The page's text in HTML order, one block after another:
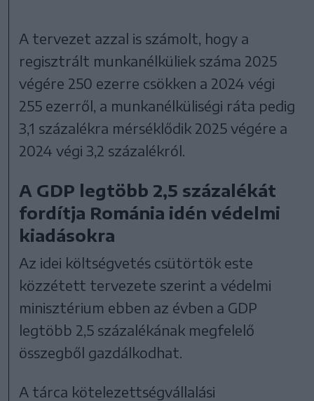
A tervezet azzal is számolt, hogy a
regisztrált munkanélküliek száma 2025
végére 250 ezerre csökken a 2024 végi
255 ezerről, a munkanélküliségi ráta pedig
3,1 százalékra mérséklődik 2025 végére a
2024 végi 3,2 százalékról.
A GDP legtöbb 2,5 százalékát
fordítja Románia idén védelmi
kiadásokra
Az idei költségvetés csütörtök este
közzétett tervezete szerint a védelmi
minisztérium ebben az évben a GDP
legtöbb 2,5 százalékának megfelelő
összegből gazdálkodhat.
A tárca kötelezettségvállalási